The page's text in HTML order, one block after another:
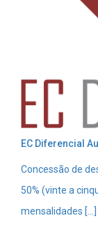
EC Diferencial
Concessão de
50% (vinte a
mensalidades […]